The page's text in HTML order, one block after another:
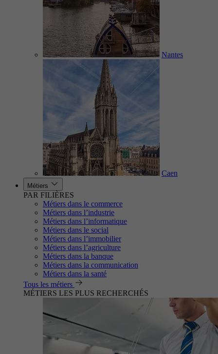
Nantes
Caen
Métiers
PAR FILIÈRES
Métiers dans le commerce
Métiers dans l’industrie
Métiers dans l’informatique
Métiers dans le social
Métiers dans l’immobilier
Métiers dans l’agriculture
Métiers dans la banque
Métiers dans la communication
Métiers dans la santé
Tous les métiers
MÉTIERS LES PLUS RECHERCHÉS